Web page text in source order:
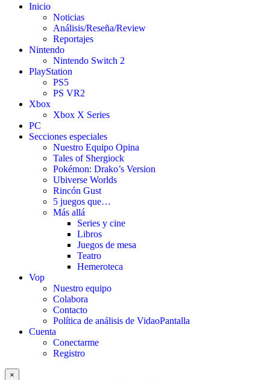
Inicio
Noticias
Análisis/Reseña/Review
Reportajes
Nintendo
Nintendo Switch 2
PlayStation
PS5
PS VR2
Xbox
Xbox X Series
PC
Secciones especiales
Nuestro Equipo Opina
Tales of Shergiock
Pokémon: Drako’s Version
Ubiverse Worlds
Rincón Gust
5 juegos que…
Más allá
Series y cine
Libros
Juegos de mesa
Teatro
Hemeroteca
Vop
Nuestro equipo
Colabora
Contacto
Política de análisis de VidaoPantalla
Cuenta
Conectarme
Registro
×